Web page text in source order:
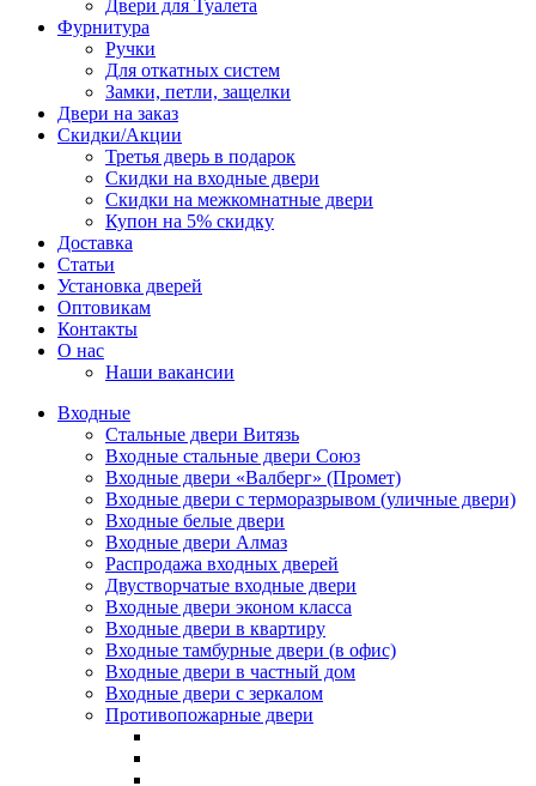
Двери для Туалета
Фурнитура
Ручки
Для откатных систем
Замки, петли, защелки
Двери на заказ
Скидки/Акции
Третья дверь в подарок
Скидки на входные двери
Скидки на межкомнатные двери
Купон на 5% скидку
Доставка
Статьи
Установка дверей
Оптовикам
Контакты
О нас
Наши вакансии
Входные
Стальные двери Витязь
Входные стальные двери Союз
Входные двери «Валберг» (Промет)
Входные двери с терморазрывом (уличные двери)
Входные белые двери
Входные двери Алмаз
Распродажа входных дверей
Двустворчатые входные двери
Входные двери эконом класса
Входные двери в квартиру
Входные тамбурные двери (в офис)
Входные двери в частный дом
Входные двери с зеркалом
Противопожарные двери